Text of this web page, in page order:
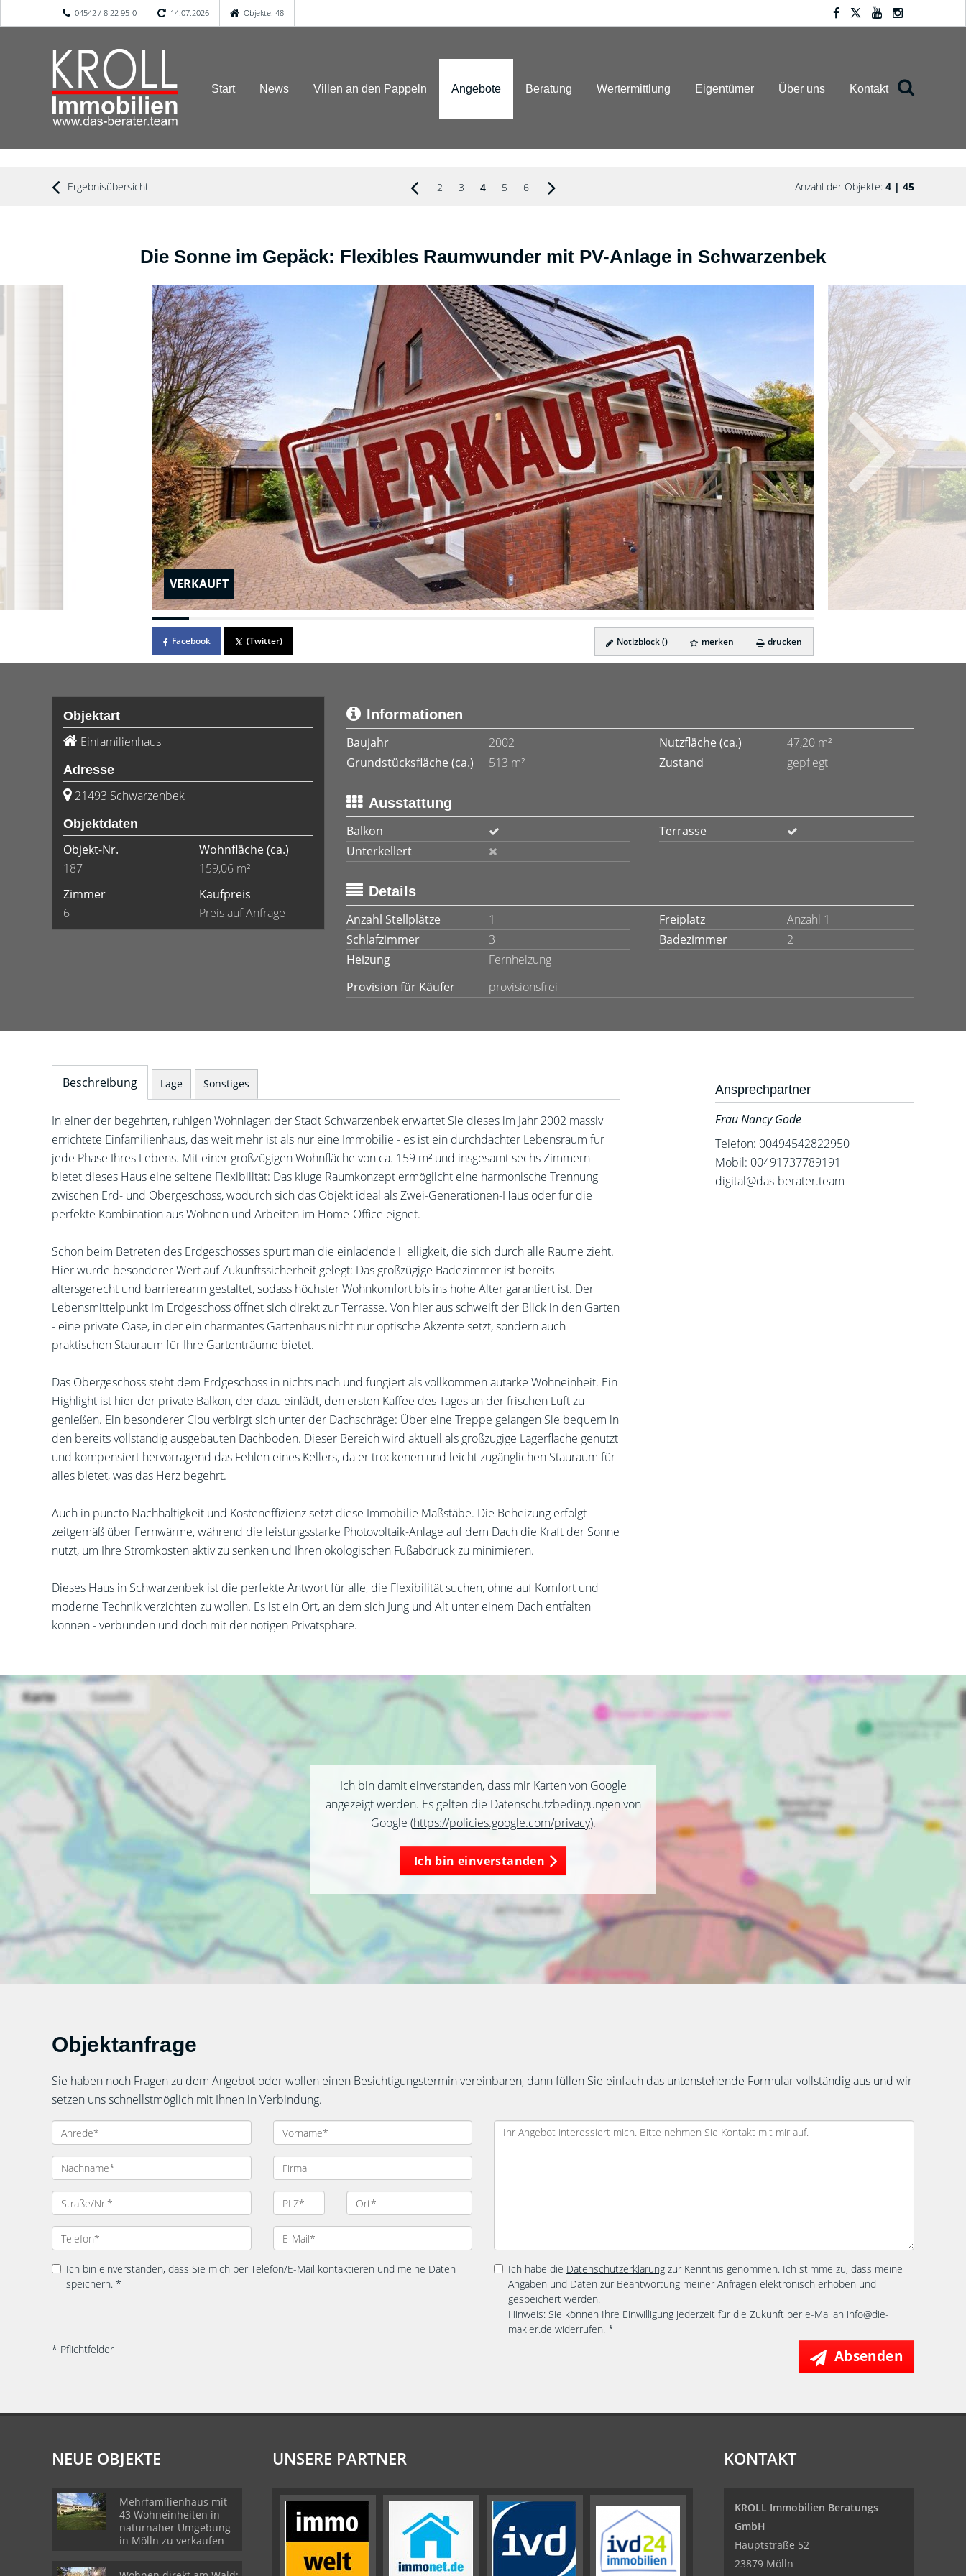
04542 / 8 22 95-0 14.07.2026 Objekte: 48
Start News Villen an den Pappeln Angebote Beratung Wertermittlung Eigentümer Über uns Kontakt
Ergebnisübersicht 2 3 4 5 6 Anzahl der Objekte: 4 | 45
Die Sonne im Gepäck: Flexibles Raumwunder mit PV-Anlage in Schwarzenbek
VERKAUFT
Facebook (Twitter) Notizblock () merken drucken
Objektart
Einfamilienhaus
Adresse
21493 Schwarzenbek
Objektdaten
Objekt-Nr.
187
Wohnfläche(ca.)
159,06 m²
Zimmer
6
Kaufpreis
Preis auf Anfrage
Informationen
Baujahr
2002 Nutzfläche (ca.)
47,20 m²
Grundstücksfläche (ca.)
513 m² Zustand gepflegt
Ausstattung
Balkon
Terrasse
Unterkellert
Details
Anzahl Stellplätze
1 Freiplatz
Anzahl 1
Schlafzimmer
3 Badezimmer
2
Heizung
Fernheizung
Provision für Käufer
provisionsfrei
Beschreibung Lage Sonstiges
In einer der begehrten, ruhigen Wohnlagen der Stadt Schwarzenbek erwartet Sie dieses im Jahr 2002 massiv
errichtete Einfamilienhaus, das weit mehr ist als nur eine Immobilie - es ist ein durchdachter Lebensraum für
jede Phase Ihres Lebens. Mit einer großzügigen Wohnfläche von ca. 159 m² und insgesamt sechs Zimmern
bietet dieses Haus eine seltene Flexibilität: Das kluge Raumkonzept ermöglicht eine harmonische Trennung
zwischen Erd- und Obergeschoss, wodurch sich das Objekt ideal als Zwei-Generationen-Haus oder für die
perfekte Kombination aus Wohnen und Arbeiten im Home-Office eignet.
Schon beim Betreten des Erdgeschosses spürt man die einladende Helligkeit, die sich durch alle Räume zieht.
Hier wurde besonderer Wert auf Zukunftssicherheit gelegt: Das großzügige Badezimmer ist bereits
altersgerecht und barrierearm gestaltet, sodass höchster Wohnkomfort bis ins hohe Alter garantiert ist. Der
Lebensmittelpunkt im Erdgeschoss öffnet sich direkt zur Terrasse. Von hier aus schweift der Blick in den Garten
- eine private Oase, in der ein charmantes Gartenhaus nicht nur optische Akzente setzt, sondern auch
praktischen Stauraum für Ihre Gartenträume bietet.
Das Obergeschoss steht dem Erdgeschoss in nichts nach und fungiert als vollkommen autarke Wohneinheit. Ein
Highlight ist hier der private Balkon, der dazu einlädt, den ersten Kaffee des Tages an der frischen Luft zu
genießen. Ein besonderer Clou verbirgt sich unter der Dachschräge: Über eine Treppe gelangen Sie bequem in
den bereits vollständig ausgebauten Dachboden. Dieser Bereich wird aktuell als großzügige Lagerfläche genutzt
und kompensiert hervorragend das Fehlen eines Kellers, da er trockenen und leicht zugänglichen Stauraum für
alles bietet, was das Herz begehrt.
Auch in puncto Nachhaltigkeit und Kosteneffizienz setzt diese Immobilie Maßstäbe. Die Beheizung erfolgt
zeitgemäß über Fernwärme, während die leistungsstarke Photovoltaik-Anlage auf dem Dach die Kraft der Sonne
nutzt, um Ihre Stromkosten aktiv zu senken und Ihren ökologischen Fußabdruck zu minimieren.
Dieses Haus in Schwarzenbek ist die perfekte Antwort für alle, die Flexibilität suchen, ohne auf Komfort und
moderne Technik verzichten zu wollen. Es ist ein Ort, an dem sich Jung und Alt unter einem Dach entfalten
können - verbunden und doch mit der nötigen Privatsphäre.
Ansprechpartner
Frau Nancy Gode
Telefon: 00494542822950
Mobil: 00491737789191
digital@das-berater.team
Ich bin damit einverstanden, dass mir Karten von Google
angezeigt werden. Es gelten die Datenschutzbedingungen von
Google (https://policies.google.com/privacy).
Ich bin einverstanden
Objektanfrage
Sie haben noch Fragen zu dem Angebot oder wollen einen Besichtigungstermin vereinbaren, dann füllen Sie einfach das untenstehende Formular vollständig aus und wir
setzen uns schnellstmöglich mit Ihnen in Verbindung.
Ich bin einverstanden, dass Sie mich per Telefon/E-Mail kontaktieren und meine Daten
speichern. *
Ich habe die Datenschutzerklärung zur Kenntnis genommen. Ich stimme zu, dass meine
Angaben und Daten zur Beantwortung meiner Anfragen elektronisch erhoben und
gespeichert werden.
Hinweis: Sie können Ihre Einwilligung jederzeit für die Zukunft per e-Mai an info@die-
makler.de widerrufen. *
* Pflichtfelder
Absenden
NEUE OBJEKTE
Mehrfamilienhaus mit
43 Wohneinheiten in
naturnaher Umgebung
in Mölln zu verkaufen
UNSERE PARTNER KONTAKT
KROLL Immobilien Beratungs
GmbH
Hauptstraße 52
23879 Mölln